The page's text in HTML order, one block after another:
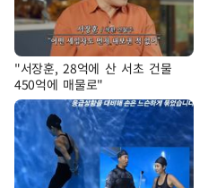
"서장훈, 28억에 산 서초 건물
450억에 매물로"